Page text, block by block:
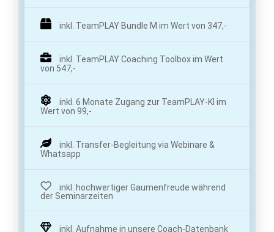
inkl. TeamPLAY Bundle M im Wert von 347,-
inkl. TeamPLAY Coaching Toolbox im Wert
von 547,-
inkl. 6 Monate Zugang zur TeamPLAY-KI im
Wert von 99,-
inkl. Transfer-Begleitung via Webinare &
Whatsapp
inkl. hochwertiger Gaumenfreude während
der Seminarzeiten
inkl. Aufnahme in unsere Coach-Datenbank